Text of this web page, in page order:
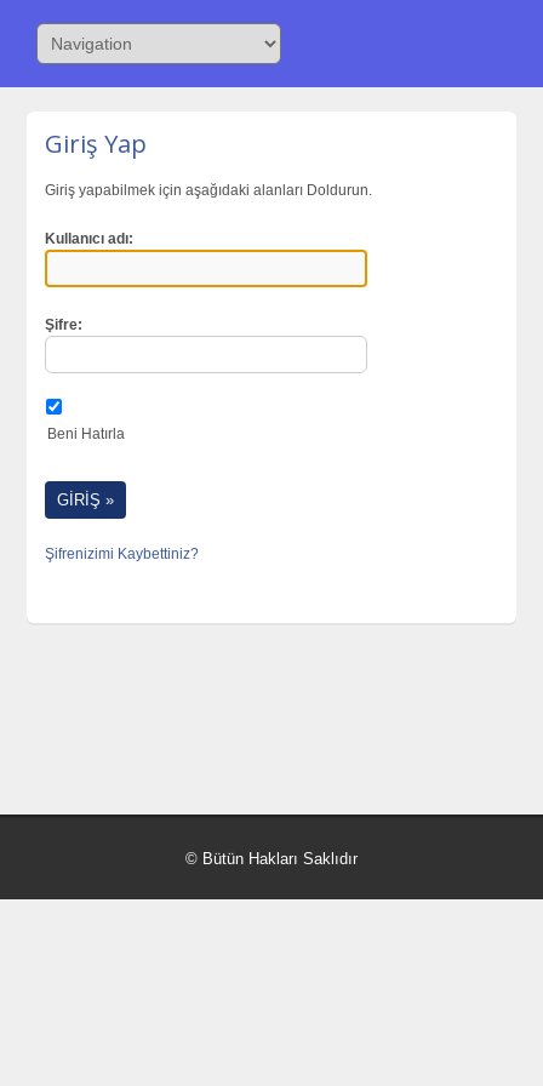
Giriş Yap
Giriş yapabilmek için aşağıdaki alanları Doldurun.
Kullanıcı adı:
Şifre:
Beni Hatırla
Şifrenizimi Kaybettiniz?
© Bütün Hakları Saklıdır